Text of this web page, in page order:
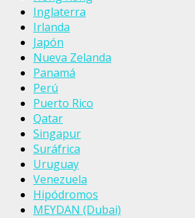
Inglaterra
Irlanda
Japón
Nueva Zelanda
Panamá
Perú
Puerto Rico
Qatar
Singapur
Suráfrica
Uruguay
Venezuela
Hipódromos
MEYDAN (Dubai)